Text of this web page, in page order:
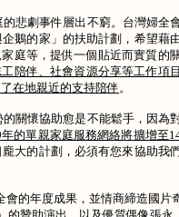
悲劇事件層出不窮。台灣婦全
鵝的家」的扶助計劃，希望藉
庭等，提供一個貼近而實質的
陪伴、社會資源分享等工作項目
在地親近的支持陪伴。
關懷協助愈是不能鬆手，因為
年的單親家庭服務網絡將擴增至
龐大的計劃，必須有您來協助我
會的年度成果，並情商締造國片